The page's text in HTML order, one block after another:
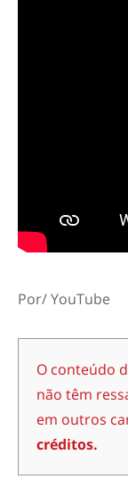
Por/ YouTube
O conteúdo
não têm
em outros
créditos.